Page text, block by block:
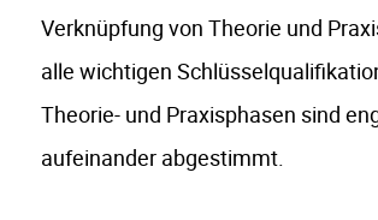
Verknüpfung von Theorie und
alle wichtigen
Theorie- und Praxisphasen sind
aufeinander abgestimmt.